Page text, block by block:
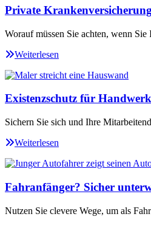
Private
Worauf müssen Sie achten, wenn
Weiterlesen
Existenzschutz für
Sichern Sie sich und Ihre
Weiterlesen
Fahranfänger? Sicher
Nutzen Sie clevere Wege, um als